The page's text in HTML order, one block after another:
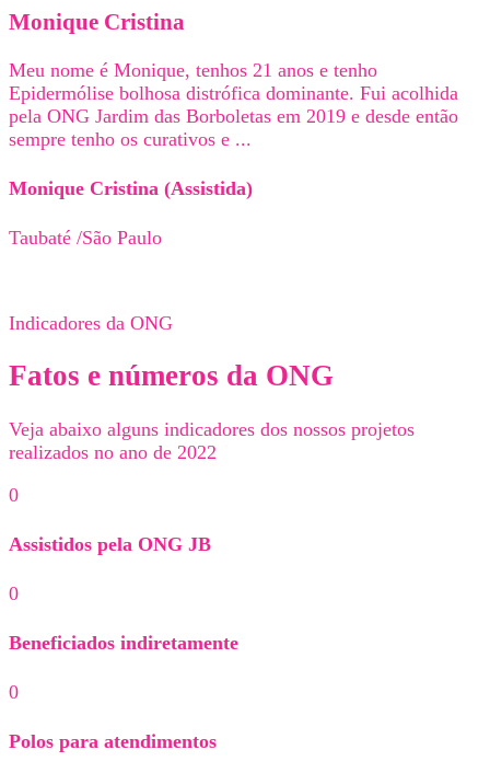
Monique Cristina
Meu nome é Monique, tenhos 21 anos e tenho
Epidermólise bolhosa distrófica dominante. Fui acolhida
pela ONG Jardim das Borboletas em 2019 e desde então
sempre tenho os curativos e ...
Monique Cristina (Assistida)
Taubaté /São Paulo
Indicadores da ONG
Fatos e números da ONG
Veja abaixo alguns indicadores dos nossos projetos
realizados no ano de 2022
0
Assistidos pela ONG JB
0
Beneficiados indiretamente
0
Polos para atendimentos